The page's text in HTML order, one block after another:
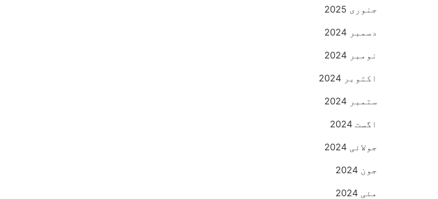
جنوری 2025
دسمبر 2024
نومبر 2024
اکتوبر 2024
ستمبر 2024
اگست 2024
جولائی 2024
جون 2024
مئی 2024